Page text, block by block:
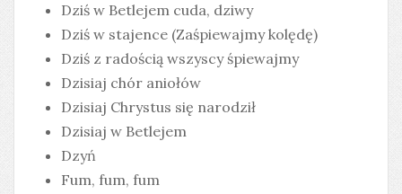
Dziś w Betlejem cuda, dziwy
Dziś w stajence (Zaśpiewajmy kolędę)
Dziś z radością wszyscy śpiewajmy
Dzisiaj chór aniołów
Dzisiaj Chrystus się narodził
Dzisiaj w Betlejem
Dzyń
Fum, fum, fum